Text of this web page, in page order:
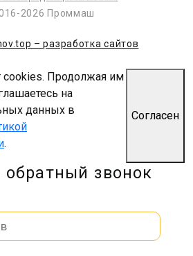
2026 Проммаш
– разработка сайтов
cookies. Продолжая им
на
данных в
.
Согласен
обратный звонок